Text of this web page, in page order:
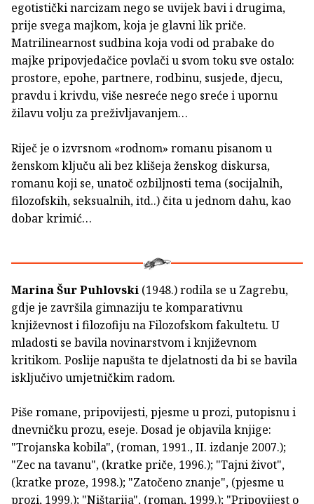
egotistički narcizam nego se uvijek bavi i drugima,
prije svega majkom, koja je glavni lik priče.
Matrilinearnost sudbina koja vodi od prabake do
majke pripovjedačice povlači u svom toku sve ostalo:
prostore, epohe, partnere, rodbinu, susjede, djecu,
pravdu i krivdu, više nesreće nego sreće i upornu
žilavu volju za preživljavanjem…
Riječ je o izvrsnom «rodnom» romanu pisanom u
ženskom ključu ali bez klišeja ženskog diskursa,
romanu koji se, unatoč ozbiljnosti tema (socijalnih,
filozofskih, seksualnih, itd..) čita u jednom dahu, kao
dobar krimić…
Marina Šur Puhlovski (1948.) rodila se u Zagrebu,
gdje je završila gimnaziju te komparativnu
književnost i filozofiju na Filozofskom fakultetu. U
mladosti se bavila novinarstvom i književnom
kritikom. Poslije napušta te djelatnosti da bi se bavila
isključivo umjetničkim radom.
Piše romane, pripovijesti, pjesme u prozi, putopisnu i
dnevničku prozu, eseje. Dosad je objavila knjige:
"Trojanska kobila", (roman, 1991., II. izdanje 2007.);
"Zec na tavanu", (kratke priče, 1996.); "Tajni život",
(kratke proze, 1998.); "Zatočeno znanje", (pjesme u
prozi, 1999.); "Ništarija", (roman, 1999.); "Pripovijest o